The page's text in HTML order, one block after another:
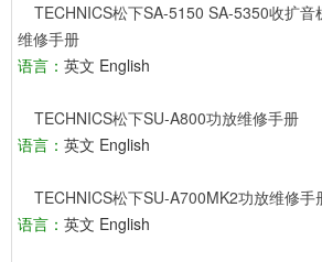
TECHNICS松下SA-5150 SA-5350收扩音
维修手册
语言： 英文 English
TECHNICS松下SU-A800功放维修手册
语言： 英文 English
TECHNICS松下SU-A700MK2功放维修手
语言： 英文 English